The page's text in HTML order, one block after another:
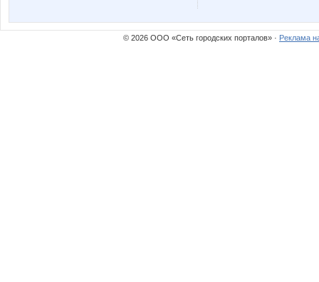
© 2026 ООО «Сеть городских порталов» · Реклама